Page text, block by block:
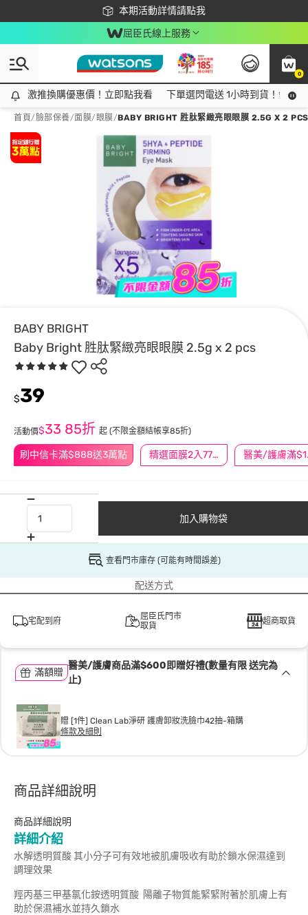
本期活動詳情請點我
下載app最高回饋$350
屈臣氏線上服務
0
激推換購優惠價！立即點我看
激推換購優惠價！立即點我看 下單選閃電送 1小時到貨！領神
首頁/臉部保養/面膜/ 眼膜/BABY BRIGHT 胜肽緊緻亮眼眼膜 2.5G X 2 PCS
BABY BRIGHT
Baby Bright 胜肽緊緻亮眼眼膜 2.5g x 2 pcs
刷中信卡滿$888送3萬點 精選面膜2入77折/3入66折 醫
$39
活動價$33 85折 起 (不限金額結帳享85折)
加入購物袋
查看門市庫存 (可能有時間誤差)
配送方式
宅配到府
屈臣氏門市
取貨
超商取貨
滿額贈
醫美/護膚商品滿$600即贈好禮(數量有限 送完為
止)
贈 [1件] Clean Lab淨研 護膚卸妝洗臉巾42抽-箱購
條款及細則
商品詳細說明
商品詳細說明
詳細介紹
水解透明質酸 其小分子可有效地被肌膚吸收有助於鎖水保濕達到
調理效果
羥丙基三甲基氯化銨透明質酸 陽離子物質能緊緊附著於肌膚上有
助於保濕補水並持久鎖水